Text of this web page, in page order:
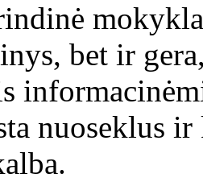
bet ir
nuoseklus